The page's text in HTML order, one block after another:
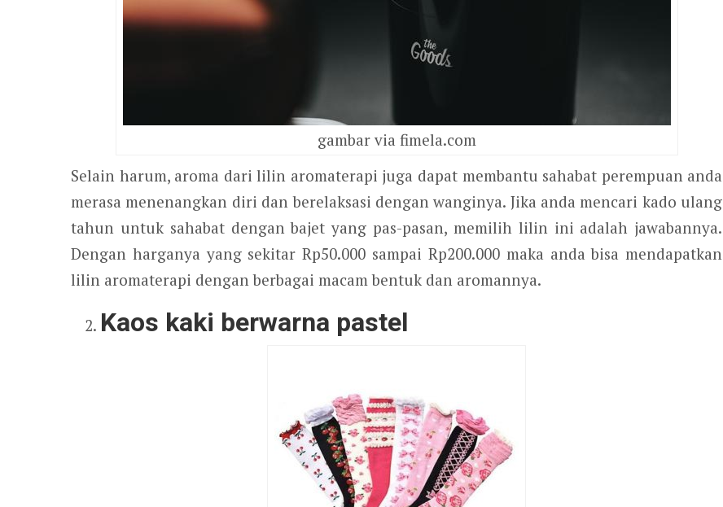
gambar via fimela.com
Selain harum, aroma dari lilin aromaterapi juga dapat membantu sahabat perempuan anda
merasa menenangkan diri dan berelaksasi dengan wanginya. Jika anda mencari kado ulang
tahun untuk sahabat dengan bajet yang pas-pasan, memilih lilin ini adalah jawabannya.
Dengan harganya yang sekitar Rp50.000 sampai Rp200.000 maka anda bisa mendapatkan
lilin aromaterapi dengan berbagai macam bentuk dan aromannya.
Kaos kaki berwarna pastel